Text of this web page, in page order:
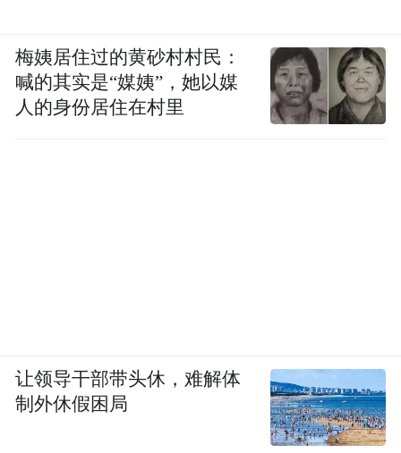
梅姨居住过的黄砂村村民：
喊的其实是“媒姨”，她以媒
人的身份居住在村里
让领导干部带头休，难解体
制外休假困局